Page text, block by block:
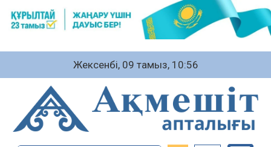
Жексенбі, 09 тамыз, 10:56